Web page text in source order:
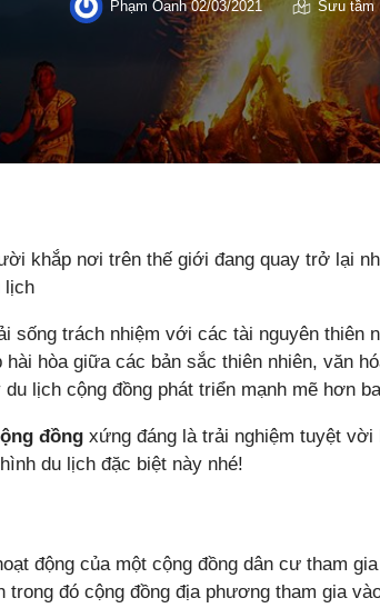
Phạm Oanh02/03/2021 Sưu tầm
khắp nơi trên thế giới đang quay trở lại
lịch
sống trách nhiệm với các tài nguyên thiên
hòa giữa các bản sắc thiên nhiên, văn
lịch cộng đồng phát triển mạnh mẽ hơn
đồng xứng đáng là trải nghiệm tuyệt vời
du lịch đặc biệt này nhé!
động của một cộng đồng dân cư tham
đó cộng đồng địa phương tham gia